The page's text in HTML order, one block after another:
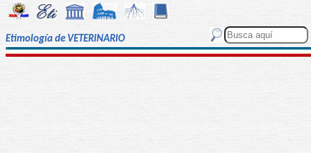
Etimología de VETERINARIO